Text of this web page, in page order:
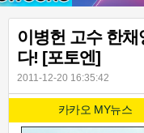
이병헌 고수 한
다! [포토엔]
2011-12-20 16:35:42
카카오 MY뉴스